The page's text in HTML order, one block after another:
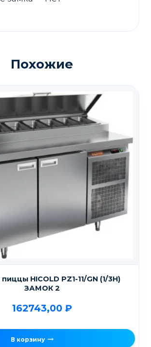
Похожие
HICOLD PZ1-11/GN (1/3H)
ЗАМОК 2
162743,00 ₽
В корзину